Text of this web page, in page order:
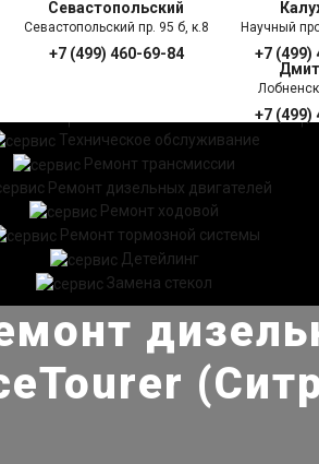
Севастопольский
Севастопольский пр. 95 б, к.8
+7 (499) 460-69-84
Научный
+7 (499)
+7 (499)
Техническое обслуживание
Ремонт трансмиссии
Ремонт дизельных двигателей
Ремонт ходовой
Ремонт тормозной системы
Детейлинг
Замена стекол